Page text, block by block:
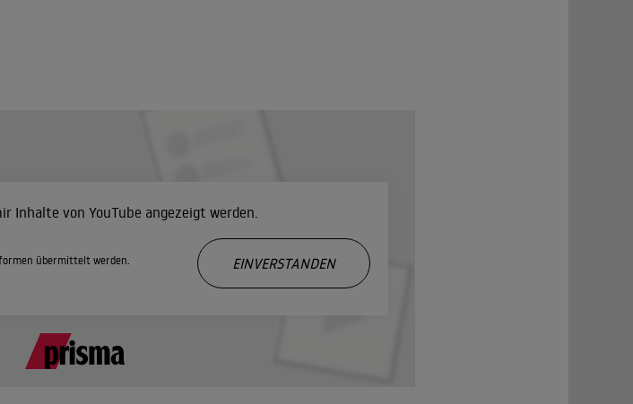
Inhalte von YouTube angezeigt werden.
übermittelt werden.
EINVERSTANDEN